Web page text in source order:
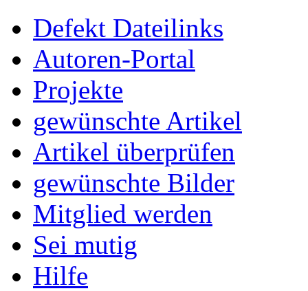
Defekt Dateilinks
Autoren-Portal
Projekte
gewünschte Artikel
Artikel überprüfen
gewünschte Bilder
Mitglied werden
Sei mutig
Hilfe